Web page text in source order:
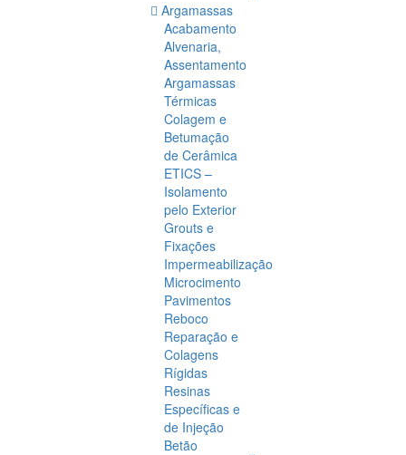
Argamassas
Acabamento
Alvenaria,
Assentamento
Argamassas
Térmicas
Colagem e
Betumação
de Cerâmica
ETICS –
Isolamento
pelo Exterior
Grouts e
Fixações
Impermeabilização
Microcimento
Pavimentos
Reboco
Reparação e
Colagens
Rígidas
Resinas
Específicas e
de Injeção
Betão